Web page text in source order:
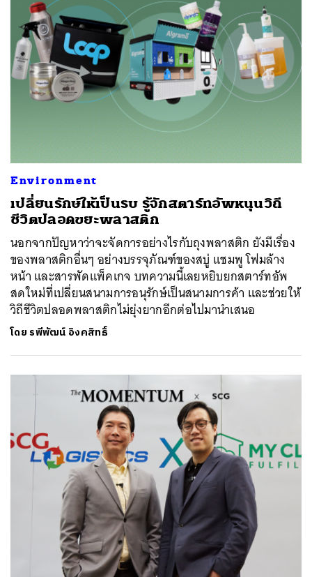
Environment
เปลี่ยนรักษ์ให้เป็นรบ รู้จักสตาร์ทอัพหนุนวิถี
ชีวิตปลอดขยะพลาสติก
นอกจากปัญหาว่าจะจัดการอย่างไรกับถุงพลาสติก ยังมีเรื่อง
ของพลาสติกอื่นๆ อย่างบรรจุภัณฑ์ของสบู่ แชมพู โฟมล้าง
หน้า และสารพัดแพ็คเกจ บทความนี้เลยหยิบยกสตาร์ทอัพ
สดใหม่ที่เปลี่ยนสนามการอนุรักษ์เป็นสนามการค้า และช่วยให้
วิถีชีวิตปลอดพลาสติกไม่ยุ่งยากอีกต่อไปมานำเสนอ
โดย รพีพัฒน์ อิงคสิทธิ์